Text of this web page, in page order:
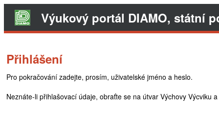
Výukový portál DIAMO, státní
Přihlášení
Pro pokračování zadejte, prosím, uživatelské jméno a heslo.
Neznáte-li přihlašovací údaje, obraťte se na útvar Výchovy Výcviku